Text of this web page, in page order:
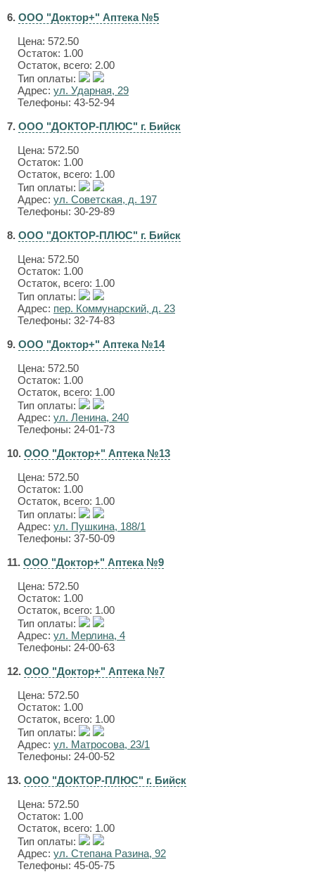
6. ООО "Доктор+" Аптека №5
Цена: 572.50
Остаток: 1.00
Остаток, всего: 2.00
Тип оплаты:
Адрес: ул. Ударная, 29
Телефоны: 43-52-94
7. ООО "ДОКТОР-ПЛЮС" г. Бийск
Цена: 572.50
Остаток: 1.00
Остаток, всего: 1.00
Тип оплаты:
Адрес: ул. Советская, д. 197
Телефоны: 30-29-89
8. ООО "ДОКТОР-ПЛЮС" г. Бийск
Цена: 572.50
Остаток: 1.00
Остаток, всего: 1.00
Тип оплаты:
Адрес: пер. Коммунарский, д. 23
Телефоны: 32-74-83
9. ООО "Доктор+" Аптека №14
Цена: 572.50
Остаток: 1.00
Остаток, всего: 1.00
Тип оплаты:
Адрес: ул. Ленина, 240
Телефоны: 24-01-73
10. ООО "Доктор+" Аптека №13
Цена: 572.50
Остаток: 1.00
Остаток, всего: 1.00
Тип оплаты:
Адрес: ул. Пушкина, 188/1
Телефоны: 37-50-09
11. ООО "Доктор+" Аптека №9
Цена: 572.50
Остаток: 1.00
Остаток, всего: 1.00
Тип оплаты:
Адрес: ул. Мерлина, 4
Телефоны: 24-00-63
12. ООО "Доктор+" Аптека №7
Цена: 572.50
Остаток: 1.00
Остаток, всего: 1.00
Тип оплаты:
Адрес: ул. Матросова, 23/1
Телефоны: 24-00-52
13. ООО "ДОКТОР-ПЛЮС" г. Бийск
Цена: 572.50
Остаток: 1.00
Остаток, всего: 1.00
Тип оплаты:
Адрес: ул. Степана Разина, 92
Телефоны: 45-05-75